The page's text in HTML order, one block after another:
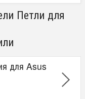
Петли для
для Asus